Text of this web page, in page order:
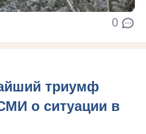
0
триумф
о ситуации в